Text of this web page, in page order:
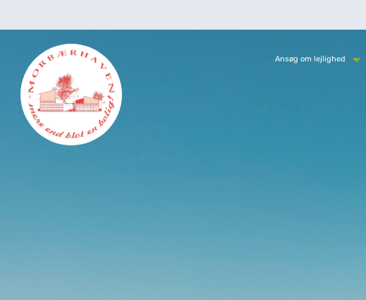
Ansøg om lejlighed